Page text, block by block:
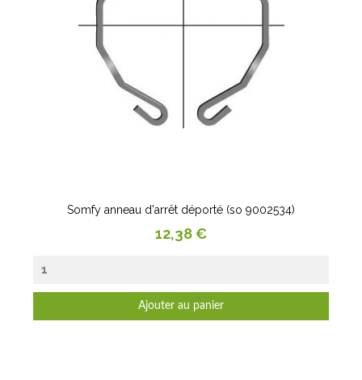
Somfy anneau d'arrêt déporté (so 9002534)
Prix
12,38 €
Ajouter au panier